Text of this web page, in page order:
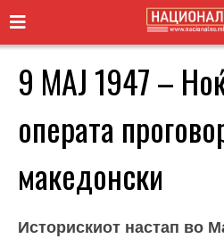
9 МАЈ 1947 –
операта
македонски
Историскиот настап во